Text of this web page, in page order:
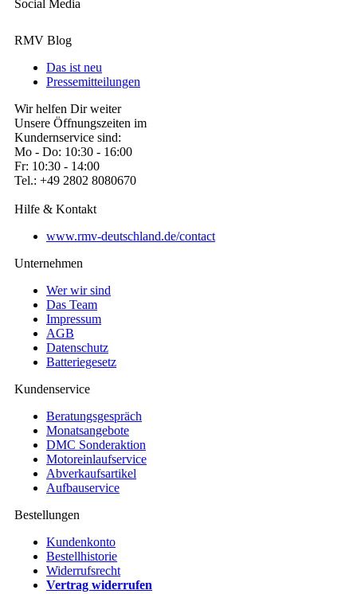
Social Media
RMV Blog
Das ist neu
Pressemitteilungen
Wir helfen Dir weiter
Unsere Öffnungszeiten im
Kundernservice sind:
Mo - Do: 10:30 - 16:00
Fr: 10:30 - 14:00
Tel.: +49 2802 8080670
Hilfe & Kontakt
www.rmv-deutschland.de/contact
Unternehmen
Wer wir sind
Das Team
Impressum
AGB
Datenschutz
Batteriegesetz
Kundenservice
Beratungsgespräch
Monatsangebote
DMC Sonderaktion
Motoreinlaufservice
Abverkaufsartikel
Aufbauservice
Bestellungen
Kundenkonto
Bestellhistorie
Widerrufsrecht
Vertrag widerrufen